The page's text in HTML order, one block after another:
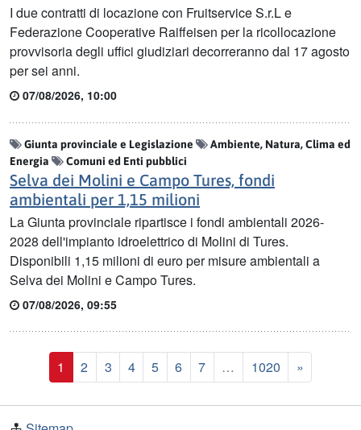
I due contratti di locazione con Fruitservice S.r.L e
Federazione Cooperative Raiffeisen per la ricollocazione
provvisoria degli uffici giudiziari decorreranno dal 17 agosto
per sei anni.
07/08/2026, 10:00
Giunta provinciale e Legislazione
Ambiente, Natura, Clima ed
Energia
Comuni ed Enti pubblici
Selva dei Molini e Campo Tures, fondi
ambientali per 1,15 milioni
La Giunta provinciale ripartisce i fondi ambientali 2026-
2028 dell'impianto idroelettrico di Molini di Tures.
Disponibili 1,15 milioni di euro per misure ambientali a
Selva dei Molini e Campo Tures.
07/08/2026, 09:55
1 2 3 4 5 6 7 … 1020Last
»Prossimo